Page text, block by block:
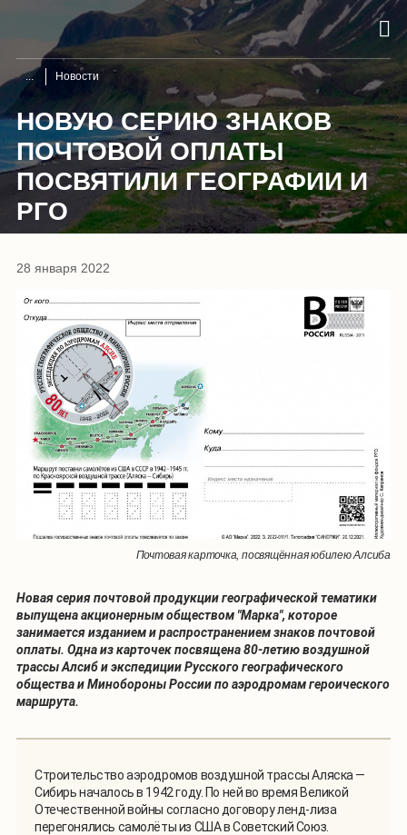
Новости
НОВУЮ СЕРИЮ ЗНАКОВ
ПОЧТОВОЙ ОПЛАТЫ
ПОСВЯТИЛИ ГЕОГРАФИИ И
РГО
28 января 2022
Почтовая карточка, посвящённая юбилею Алсиба
Новая серия почтовой продукции географической тематики
выпущена акционерным обществом "Марка", которое
занимается изданием и распространением знаков почтовой
оплаты. Одна из карточек посвящена 80-летию воздушной
трассы Алсиб и экспедиции Русского географического
общества и Минобороны России по аэродромам героического
маршрута.
Строительство аэродромов воздушной трассы Аляска —
Сибирь началось в 1942 году. По ней во время Великой
Отечественной войны согласно договору ленд-лиза
перегонялись самолёты из США в Советский Союз.